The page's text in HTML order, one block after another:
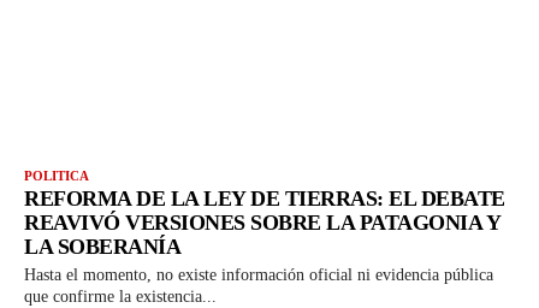
POLITICA
REFORMA DE LA LEY DE TIERRAS: EL DEBATE
REAVIVÓ VERSIONES SOBRE LA PATAGONIA Y
LA SOBERANÍA
Hasta el momento, no existe información oficial ni evidencia pública
que confirme la existencia...